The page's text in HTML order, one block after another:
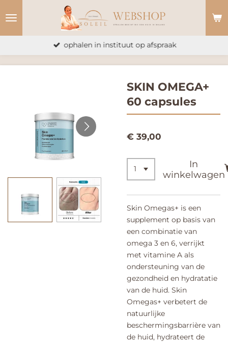
direct
hoofdinhoud
ophalen in instituut op afspraak
SKIN OMEGA+
60 capsules
€ 39,00
In
winkelwagen
Skin Omegas+ is een
supplement op basis van
een combinatie van
omega 3 en 6, verrijkt
met vitamine A als
ondersteuning van de
gezondheid en hydratatie
van de huid. Skin
Omegas+ verbetert de
natuurlijke
beschermingsbarrière van
de huid, hydrateert de